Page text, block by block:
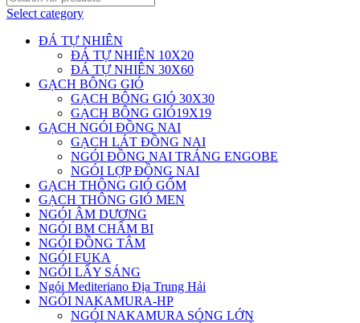
Select category
ĐÁ TỰ NHIÊN
ĐÁ TỰ NHIÊN 10X20
ĐÁ TỰ NHIÊN 30X60
GẠCH BÔNG GIÓ
GẠCH BÔNG GIÓ 30X30
GẠCH BÔNG GIÓ19X19
GẠCH NGÓI ĐỒNG NAI
GẠCH LÁT ĐỒNG NAI
NGÓI ĐỒNG NAI TRÁNG ENGOBE
NGÓI LỢP ĐỒNG NAI
GẠCH THÔNG GIÓ GỐM
GẠCH THÔNG GIÓ MEN
NGÓI ÂM DƯƠNG
NGÓI BM CHẤM BI
NGÓI ĐỒNG TÂM
NGÓI FUKA
NGÓI LẤY SÁNG
Ngói Mediteriano Địa Trung Hải
NGÓI NAKAMURA-HP
NGÓI NAKAMURA SÓNG LỚN